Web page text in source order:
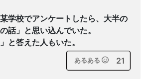
学校でアンケートしたら、大半の
話」と思い込んでいた。
と答えた人もいた。
あるある 21